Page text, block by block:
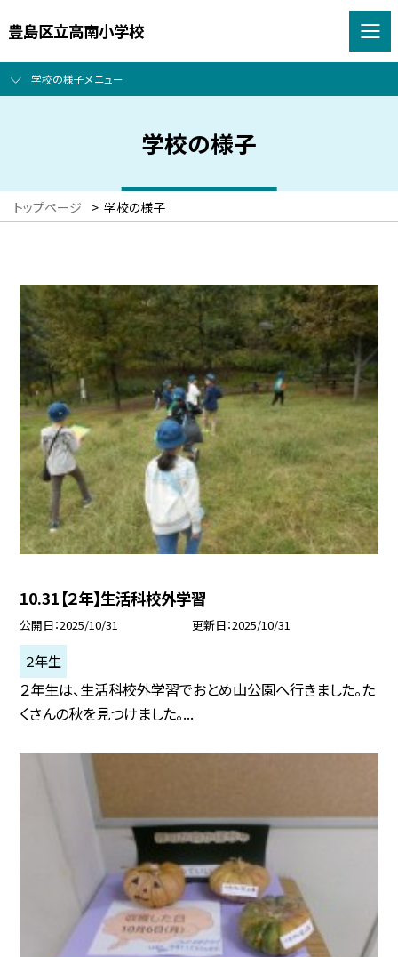
豊島区立高南小学校
学校の様子メニュー
学校の様子
トップページ > 学校の様子
10.31【２年】生活科校外学習
公開日 2025/10/31 更新日 2025/10/31
２年生
２年生は、生活科校外学習でおとめ山公園へ行きました。た
くさんの秋を見つけました。...